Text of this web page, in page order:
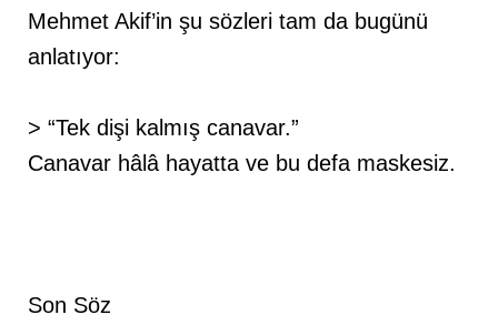
Mehmet Akif’in şu sözleri tam da bugünü
anlatıyor:
> “Tek dişi kalmış canavar.”
Canavar hâlâ hayatta ve bu defa maskesiz.
Son Söz